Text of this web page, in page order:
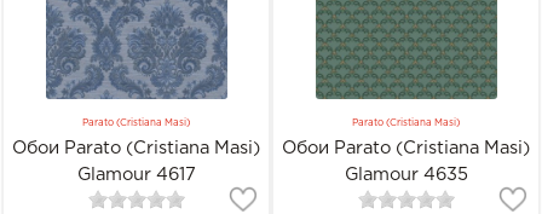
Parato (Cristiana Masi)
Обои Parato (Cristiana Masi)
Glamour 4617
Parato (Cristiana Masi)
Обои Parato (Cristiana Masi)
Glamour 4635